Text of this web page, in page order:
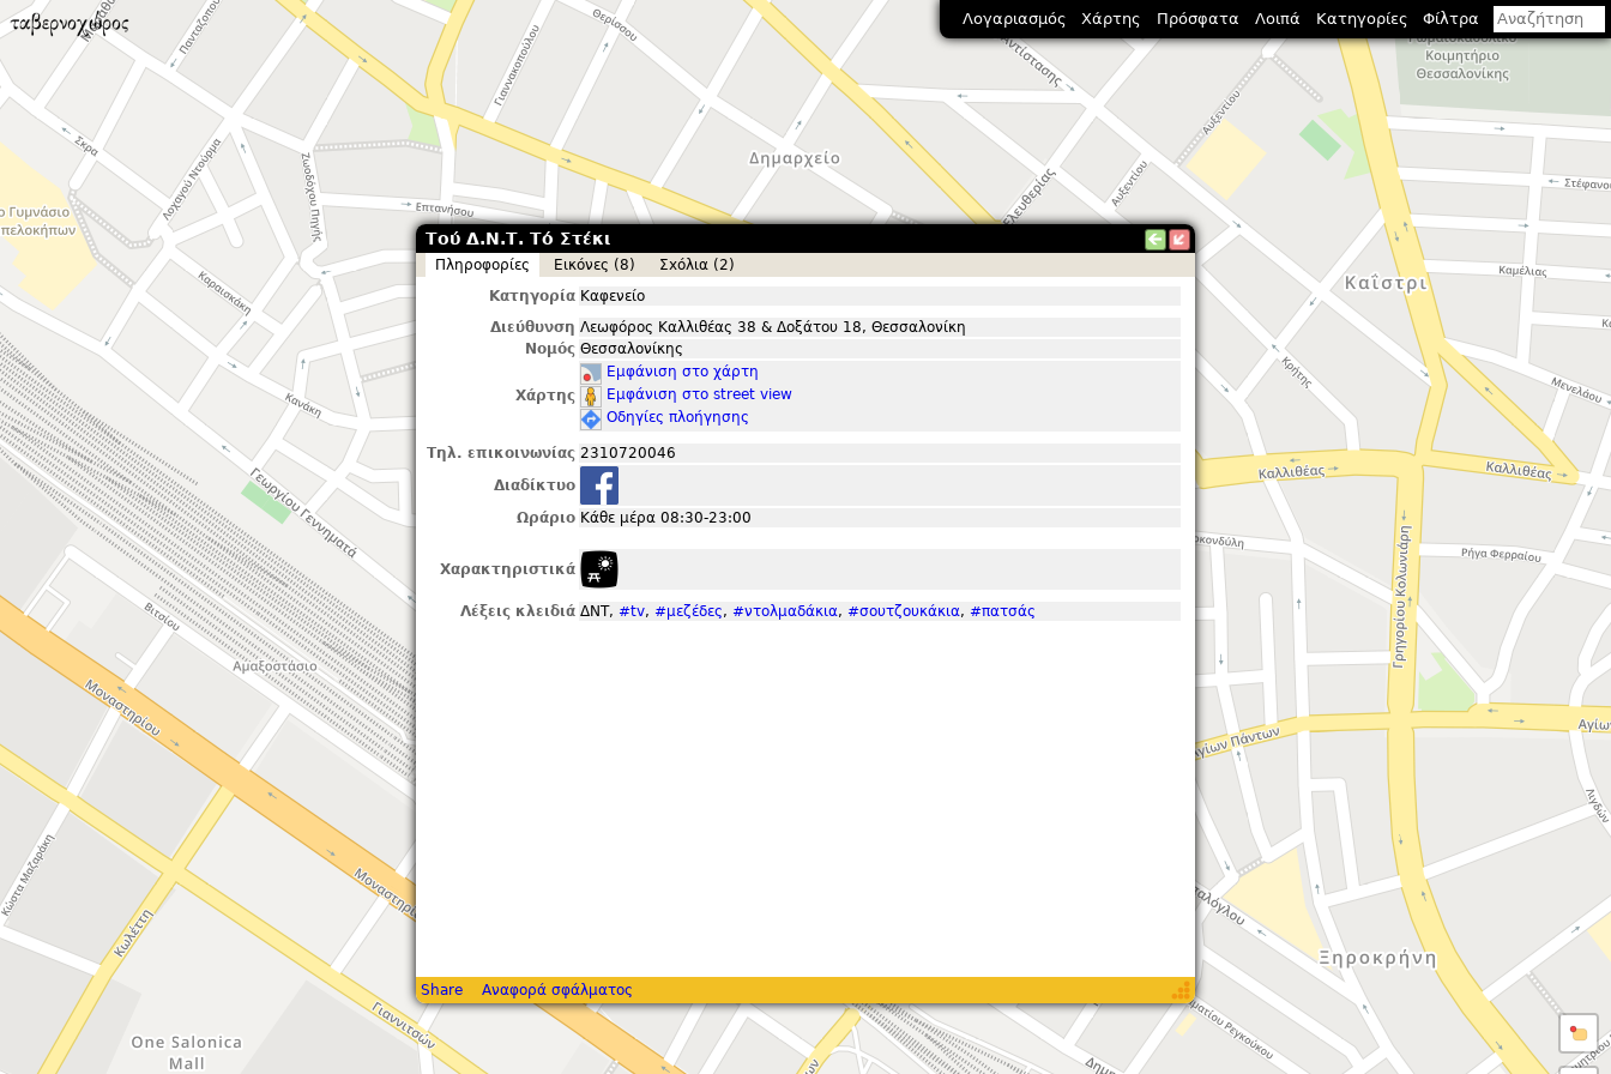
Τού Δ.Ν.Τ. Τό Στέκι
Πληροφορίες Εικόνες (8)
Σxόλια (2)
Κατηγορία Καφενείο
Διεύθυνση Λεωφόρος Καλλιθέας 38 & Δοξάτου 18, Θεσσαλονίκη
Νομός Θεσσαλονίκης
Χάρτης
Εμφάνιση στο χάρτη
Εμφάνιση στο street view
Οδηγίες πλοήγησης
Τηλ. επικοινωνίας 2310720046
Διαδίκτυο
Ωράριο Κάθε μέρα 08:30-23:00
Χαρακτηριστικά
Λέξεις κλειδιά ΔΝΤ, #tv, #μεζέδες, #ντολμαδάκια, #σουτζουκάκια, #πατσάς
Share Αναφορά σφάλματος
Λογαριασμός Χάρτης Πρόσφατα Λοιπά Κατηγορίες Φίλτρα